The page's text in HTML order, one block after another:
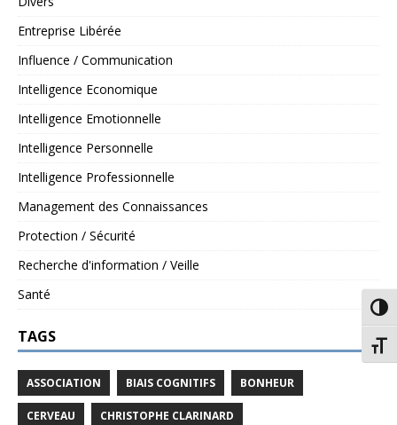
Entreprise Libérée
Influence / Communication
Intelligence Economique
Intelligence Emotionnelle
Intelligence Personnelle
Intelligence Professionnelle
Management des Connaissances
Protection / Sécurité
Recherche d'information / Veille
Santé
TAGS
ASSOCIATION BIAIS COGNITIFS BONHEUR
CERVEAU CHRISTOPHE CLARINARD